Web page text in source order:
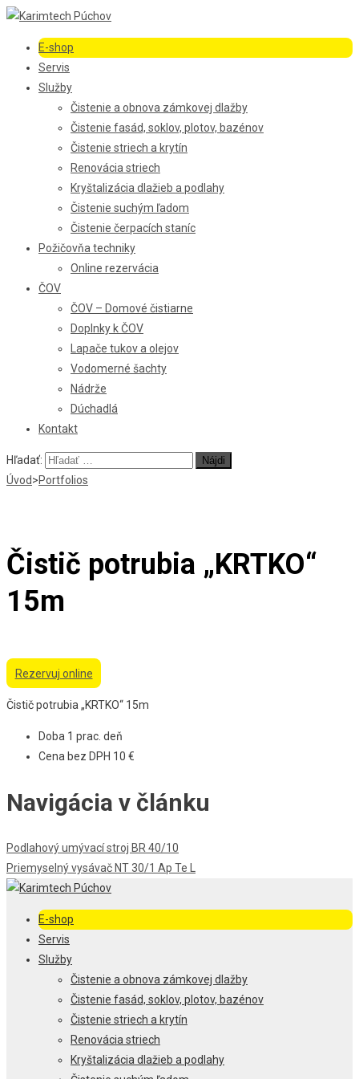
E-shop
Servis
Služby
Čistenie a obnova zámkovej dlažby
Čistenie fasád, soklov, plotov, bazénov
Čistenie striech a krytín
Renovácia striech
Kryštalizácia dlažieb a podlahy
Čistenie suchým ľadom
Čistenie čerpacích staníc
Požičovňa techniky
Online rezervácia
ČOV
ČOV – Domové čistiarne
Doplnky k ČOV
Lapače tukov a olejov
Vodomerné šachty
Nádrže
Dúchadlá
Kontakt
Hľadať:
Úvod>Portfolios
Čistič potrubia „KRTKO“
15m
Rezervuj online
Čistič potrubia „KRTKO“ 15m
Doba 1 prac. deň
Cena bez DPH 10 €
Navigácia v článku
Podlahový umývací stroj BR 40/10
Priemyselný vysávač NT 30/1 Ap Te L
E-shop
Servis
Služby
Čistenie a obnova zámkovej dlažby
Čistenie fasád, soklov, plotov, bazénov
Čistenie striech a krytín
Renovácia striech
Kryštalizácia dlažieb a podlahy